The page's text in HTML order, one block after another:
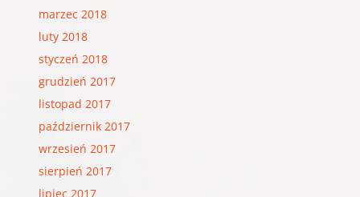
marzec 2018
luty 2018
styczeń 2018
grudzień 2017
listopad 2017
październik 2017
wrzesień 2017
sierpień 2017
lipiec 2017